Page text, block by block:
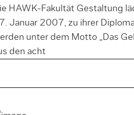
HAWK-Fakultät Gestaltung
Januar 2007, zu ihrer
unter dem Motto „Das
den acht